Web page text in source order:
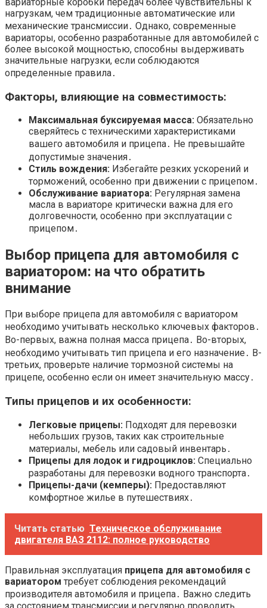
нагрузкам, чем традиционные автоматические или
механические трансмиссии․ Однако, современные
вариаторы, особенно разработанные для автомобилей с
более высокой мощностью, способны выдерживать
значительные нагрузки, если соблюдаются
определенные правила․
Факторы, влияющие на совместимость:
Максимальная буксируемая масса: Обязательно
сверяйтесь с техническими характеристиками
вашего автомобиля и прицепа․ Не превышайте
допустимые значения․
Стиль вождения: Избегайте резких ускорений и
торможений, особенно при движении с прицепом․
Обслуживание вариатора: Регулярная замена
масла в вариаторе критически важна для его
долговечности, особенно при эксплуатации с
прицепом․
Выбор прицепа для автомобиля с
вариатором: на что обратить
внимание
При выборе прицепа для автомобиля с вариатором
необходимо учитывать несколько ключевых факторов․
Во-первых, важна полная масса прицепа․ Во-вторых,
необходимо учитывать тип прицепа и его назначение․ В-
третьих, проверьте наличие тормозной системы на
прицепе, особенно если он имеет значительную массу․
Типы прицепов и их особенности:
Легковые прицепы: Подходят для перевозки
небольших грузов, таких как строительные
материалы, мебель или садовый инвентарь․
Прицепы для лодок и гидроциклов: Специально
разработаны для перевозки водного транспорта․
Прицепы-дачи (кемперы): Предоставляют
комфортное жилье в путешествиях․
Читать статью Техническое обслуживание
двигателя ВАЗ 2112: полное руководство
Правильная эксплуатация прицепа для автомобиля с
вариатором требует соблюдения рекомендаций
производителя автомобиля и прицепа․ Важно следить
за состоянием трансмиссии и регулярно проводить